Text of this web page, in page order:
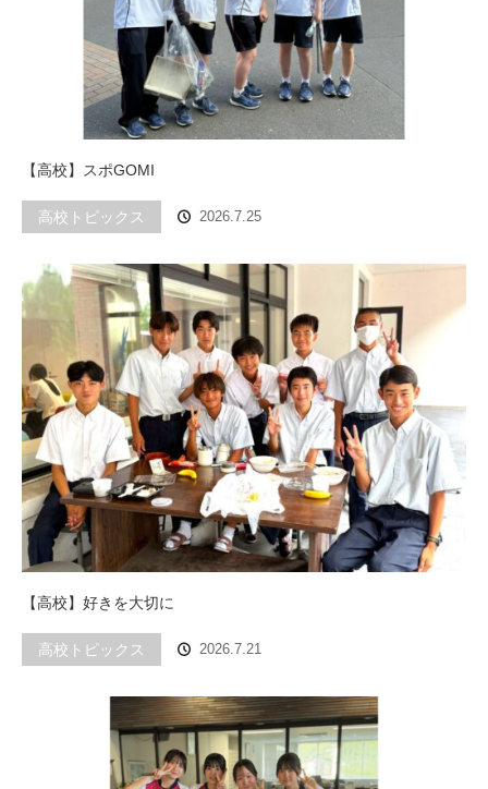
【高校】スポGOMI
高校トピックス 2026.7.25
【高校】好きを大切に
高校トピックス 2026.7.21